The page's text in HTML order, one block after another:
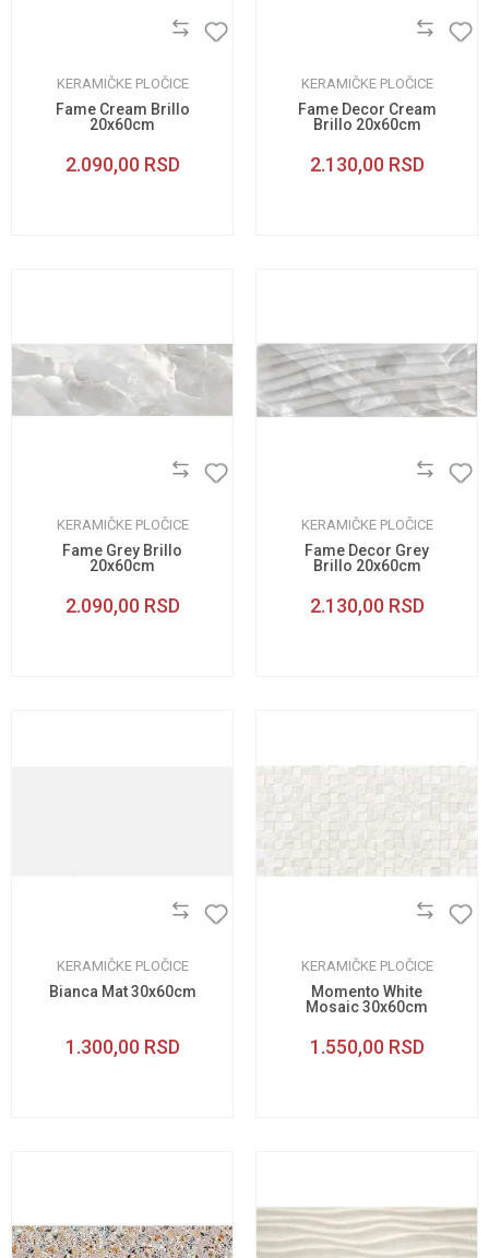
KERAMIČKE PLOČICE
Fame Cream Brillo
20x60cm
2.090,00 RSD
KERAMIČKE PLOČICE
Fame Decor Cream
Brillo 20x60cm
2.130,00 RSD
KERAMIČKE PLOČICE
Fame Grey Brillo
20x60cm
2.090,00 RSD
KERAMIČKE PLOČICE
Fame Decor Grey
Brillo 20x60cm
2.130,00 RSD
KERAMIČKE PLOČICE
Bianca Mat 30x60cm
1.300,00 RSD
KERAMIČKE PLOČICE
Momento White
Mosaic 30x60cm
1.550,00 RSD